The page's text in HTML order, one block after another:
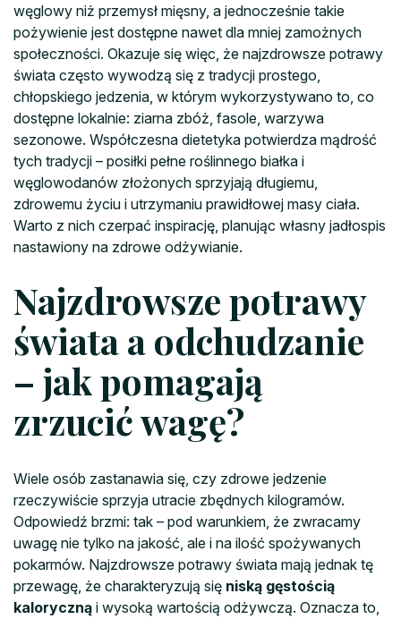
węglowy niż przemysł mięsny, a jednocześnie takie
pożywienie jest dostępne nawet dla mniej zamożnych
społeczności. Okazuje się więc, że najzdrowsze potrawy
świata często wywodzą się z tradycji prostego,
chłopskiego jedzenia, w którym wykorzystywano to, co
dostępne lokalnie: ziarna zbóż, fasole, warzywa
sezonowe. Współczesna dietetyka potwierdza mądrość
tych tradycji – posiłki pełne roślinnego białka i
węglowodanów złożonych sprzyjają długiemu,
zdrowemu życiu i utrzymaniu prawidłowej masy ciała.
Warto z nich czerpać inspirację, planując własny jadłospis
nastawiony na zdrowe odżywianie.
Najzdrowsze potrawy
świata a odchudzanie
– jak pomagają
zrzucić wagę?
Wiele osób zastanawia się, czy zdrowe jedzenie
rzeczywiście sprzyja utracie zbędnych kilogramów.
Odpowiedź brzmi: tak – pod warunkiem, że zwracamy
uwagę nie tylko na jakość, ale i na ilość spożywanych
pokarmów. Najzdrowsze potrawy świata mają jednak tę
przewagę, że charakteryzują się niską gęstością
kaloryczną i wysoką wartością odżywczą. Oznacza to,